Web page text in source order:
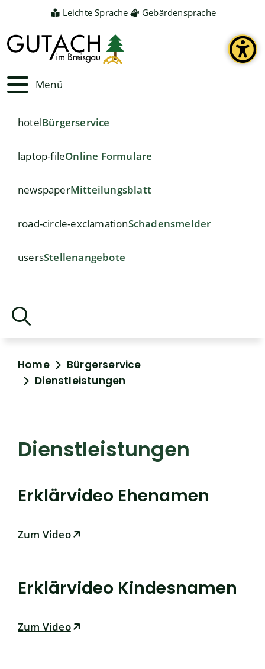
Leichte Sprache Gebärdensprache
Menü
hotelBürgerservice
laptop-fileOnline Formulare
newspaperMitteilungsblatt
road-circle-exclamationSchadensmelder
usersStellenangebote
Home
Bürgerservice
Dienstleistungen
Dienstleistungen
Erklärvideo Ehenamen
Zum Video
Erklärvideo Kindesnamen
Zum Video